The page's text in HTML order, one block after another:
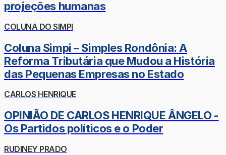
projeções humanas
COLUNA DO SIMPI
Coluna Simpi – Simples Rondônia: A
Reforma Tributária que Mudou a História
das Pequenas Empresas no Estado
CARLOS HENRIQUE
OPINIÃO DE CARLOS HENRIQUE ÂNGELO -
Os Partidos políticos e o Poder
RUDINEY PRADO